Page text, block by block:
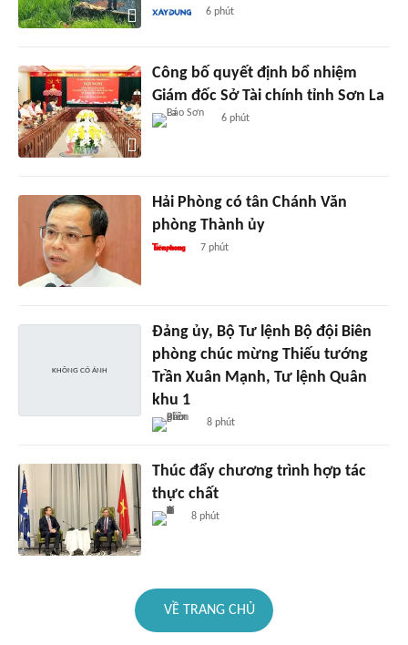
6 phút
Công bố quyết định bổ nhiệm
Giám đốc Sở Tài chính tỉnh Sơn La
6 phút
Hải Phòng có tân Chánh Văn
phòng Thành ủy
7 phút
Đảng ủy, Bộ Tư lệnh Bộ đội Biên
phòng chúc mừng Thiếu tướng
Trần Xuân Mạnh, Tư lệnh Quân
khu 1
8 phút
Thúc đẩy chương trình hợp tác
thực chất
8 phút
VỀ TRANG CHỦ